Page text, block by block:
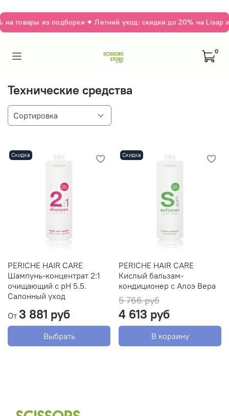
товары из подборки ✦ Летний уход: скидки до 20% на
0
Технические средства
Скидка
PERICHE HAIR CARE
Шампунь-концентрат 2:1
очищающий с pH 5.5.
Салонный уход
От 3 881 руб
Выбрать
Скидка
PERICHE HAIR CARE
Кислый бальзам-
кондиционер с Алоэ Вера
5 766 руб
4 613 руб
В корзину